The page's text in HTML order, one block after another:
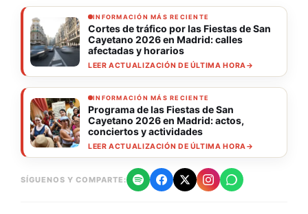
INFORMACIÓN MÁS RECIENTE
Cortes de tráfico por las Fiestas de San
Cayetano 2026 en Madrid: calles
afectadas y horarios
LEER ACTUALIZACIÓN DE ÚLTIMA HORA→
INFORMACIÓN MÁS RECIENTE
Programa de las Fiestas de San
Cayetano 2026 en Madrid: actos,
conciertos y actividades
LEER ACTUALIZACIÓN DE ÚLTIMA HORA→
SÍGUENOS Y COMPARTE: